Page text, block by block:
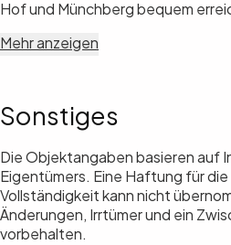
Hof und Münchberg bequem
Mehr anzeigen
Sonstiges
Die Objektangaben basieren auf
Eigentümers. Eine Haftung für
Vollständigkeit kann nicht
Änderungen, Irrtümer und ein
vorbehalten.